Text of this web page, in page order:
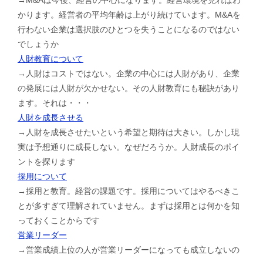
かります。経営者の平均年齢は上がり続けています。M&Aを
行わない企業は選択肢のひとつを失うことになるのではない
でしょうか
人財教育について
→人財はコストではない。企業の中心には人財があり、企業
の発展には人財が欠かせない。その人財教育にも秘訣があり
ます。それは・・・
人財を成長させる
→人財を成長させたいという希望と期待は大きい。しかし現
実は予想通りに成長しない。なぜだろうか。人財成長のポイ
ントを探ります
採用について
→採用と教育。経営の課題です。採用についてはやるべきこ
とが多すぎて理解されていません。まずは採用とは何かを知
っておくことからです
営業リーダー
→営業成績上位の人が営業リーダーになっても成立しないの